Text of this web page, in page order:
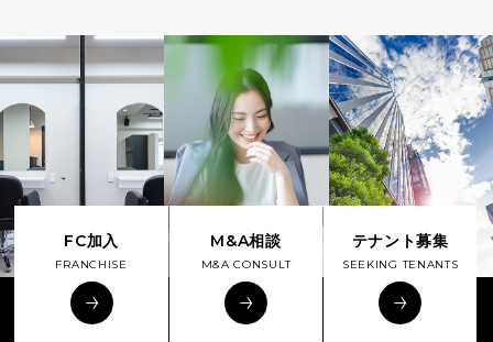
FC加入
FRANCHISE
M&A相談
M&A CONSULT
テナント募集
SEEKING TENANTS